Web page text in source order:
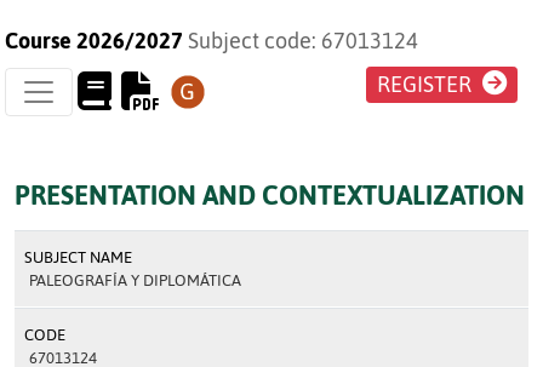
Course 2026/2027 Subject code: 67013124
REGISTER
PRESENTATION AND CONTEXTUALIZATION
SUBJECT NAME
PALEOGRAFÍA Y DIPLOMÁTICA
CODE
67013124